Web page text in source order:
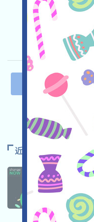
关联:
收录时间:
重要程
上一页 1
近期推荐